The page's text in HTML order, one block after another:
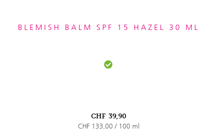
BLEMISH BALM SPF 15 HAZEL 30 ML
CHF 39,90
CHF 133,00 / 100 ml